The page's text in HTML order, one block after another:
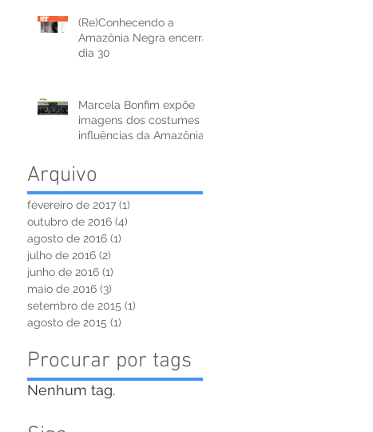
(Re)Conhecendo a
Amazônia Negra encerra
dia 30
Marcela Bonfim expõe
imagens dos costumes e
influências da Amazônia
Arquivo
fevereiro de 2017 (1)
outubro de 2016 (4)
agosto de 2016 (1)
julho de 2016 (2)
junho de 2016 (1)
maio de 2016 (3)
setembro de 2015 (1)
agosto de 2015 (1)
Procurar por tags
Nenhum tag.